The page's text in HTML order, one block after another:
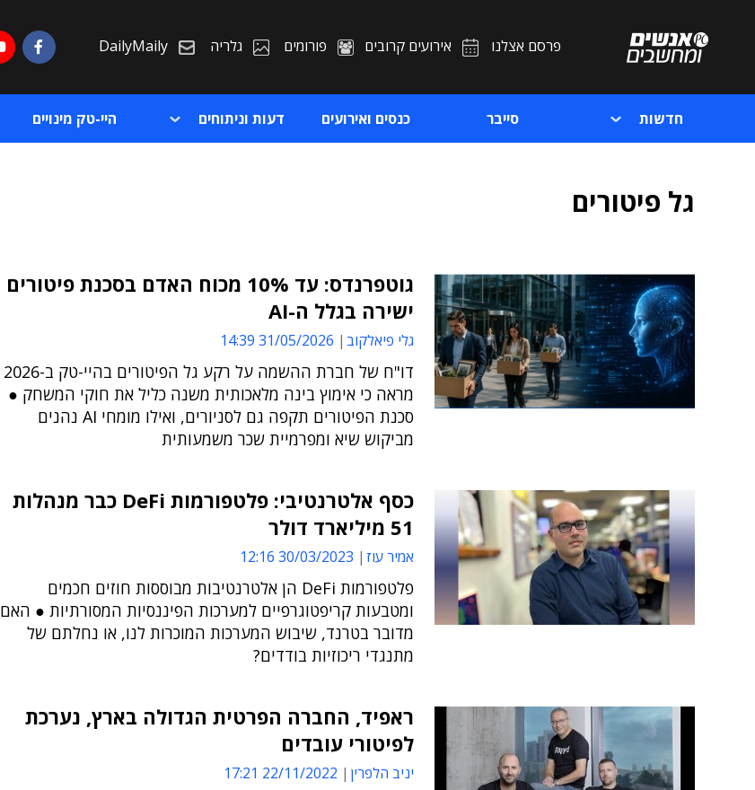
פרסם אצלנו אירועים קרובים פורומים גלריה DailyMaily
חדשות סייבר כנסים ואירועים דעות וניתוחים היי-טק מינויים
גל פיטורים
גוטפרנדס: עד 10% מכוח האדם בסכנת פיטורים
ישירה בגלל ה-AI
גלי פיאלקוב 31/05/2026 14:39
דו"ח של חברת ההשמה על רקע גל הפיטורים בהיי-טק ב-2026
מראה כי אימוץ בינה מלאכותית משנה כליל את חוקי המשחק ●
סכנת הפיטורים תקפה גם לסניורים, ואילו מומחי AI נהנים
מביקוש שיא ומפרמיית שכר משמעותית
כסף אלטרנטיבי: פלטפורמות DeFi כבר מנהלות
51 מיליארד דולר
אמיר עוז 30/03/2023 12:16
פלטפורמות DeFi הן אלטרנטיבות מבוססות חוזים חכמים
ומטבעות קריפטוגרפיים למערכות הפיננסיות המסורתיות ● האם
מדובר בטרנד, שיבוש המערכות המוכרות לנו, או נחלתם של
מתנגדי ריכוזיות בודדים?
ראפיד, החברה הפרטית הגדולה בארץ, נערכת
לפיטורי עובדים
יניב הלפרין 22/11/2022 17:21